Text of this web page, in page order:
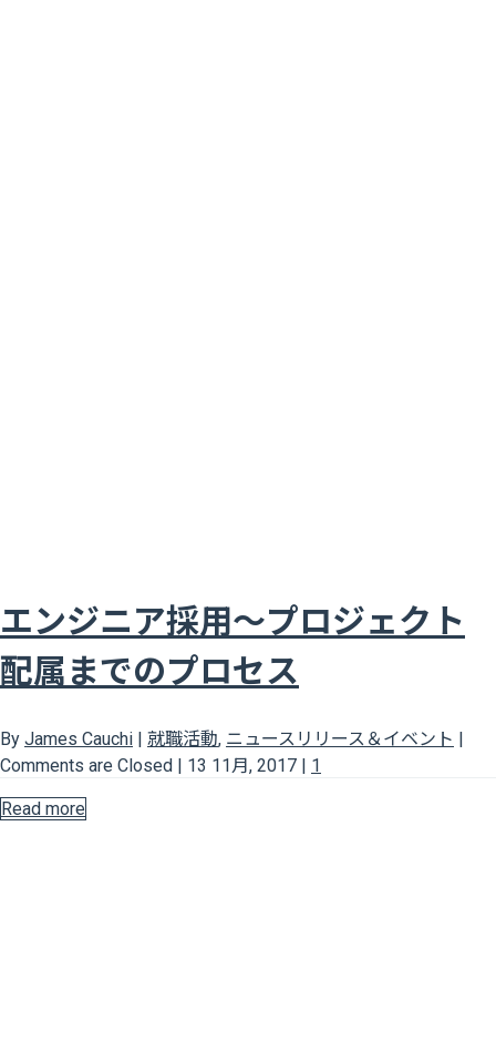
エンジニア採用～プロジェクト
配属までのプロセス
By James Cauchi | 就職活動, ニュースリリース＆イベント |
Comments are Closed | 13 11月, 2017 | 1
Read more